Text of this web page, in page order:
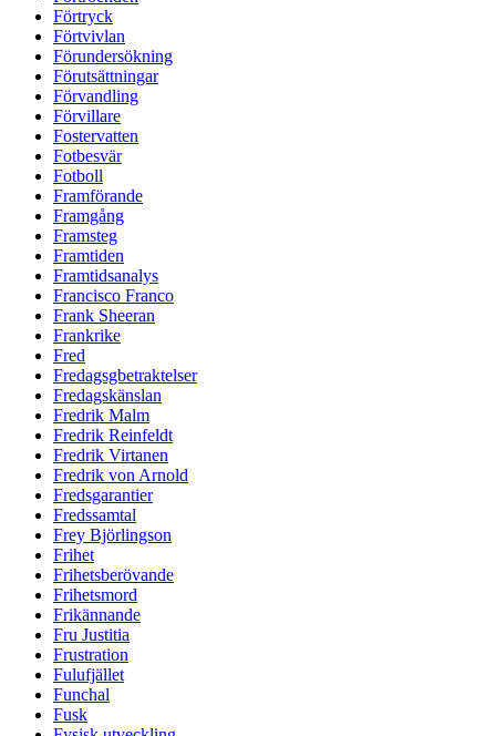
Förtryck
Förtvivlan
Förundersökning
Förutsättningar
Förvandling
Förvillare
Fostervatten
Fotbesvär
Fotboll
Framförande
Framgång
Framsteg
Framtiden
Framtidsanalys
Francisco Franco
Frank Sheeran
Frankrike
Fred
Fredagsgbetraktelser
Fredagskänslan
Fredrik Malm
Fredrik Reinfeldt
Fredrik Virtanen
Fredrik von Arnold
Fredsgarantier
Fredssamtal
Frey Björlingson
Frihet
Frihetsberövande
Frihetsmord
Frikännande
Fru Justitia
Frustration
Fulufjället
Funchal
Fusk